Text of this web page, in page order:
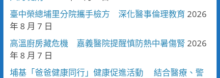
臺中榮總埔里分院攜手檢方 深化醫事倫理教育 2026
年 8 月 7 日
高溫廚房藏危機 嘉義醫院提醒慎防熱中暑傷腎 2026
年 8 月 7 日
埔基「爸爸健康同行」健康促進活動 結合醫療、警